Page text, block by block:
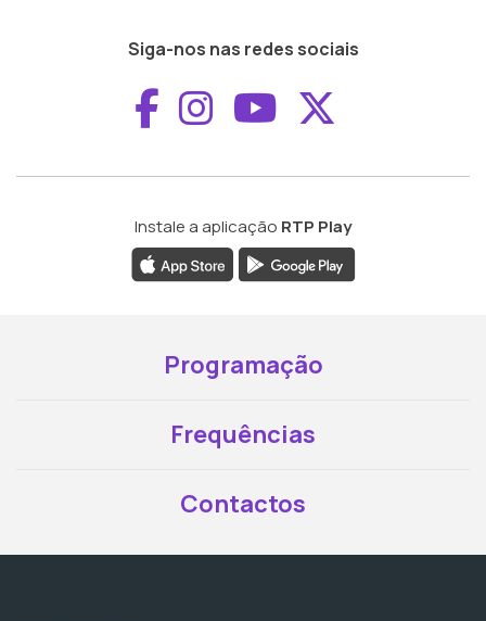
Siga-nos nas redes sociais
Aceder ao
Aceder ao
Aceder ao
Instale a aplicação RTP Play
Programação
Frequências
Contactos